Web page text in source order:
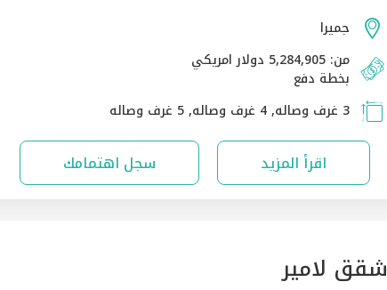
جميرا
من: 5,284,905 دولار امريكي
بخطة دفع
3 غرف وصاله, 4 غرف وصاله, 5 غرف وصاله
اقرأ المزيد سجل اهتمامك
شقق لامير